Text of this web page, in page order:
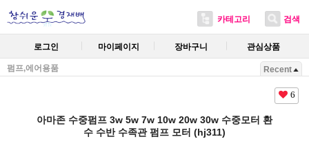
카테고리 검색
로그인 마이페이지 장바구니 관심상품
펌프,에어용품 Recent
6
아마존 수중펌프 3w 5w 7w 10w 20w 30w 수중모터 환
수 수반 수족관 펌프 모터 (hj311)